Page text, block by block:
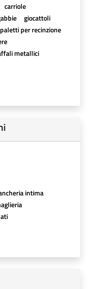
carriole
giocattoli
paletti per recinzione
metallici
intima